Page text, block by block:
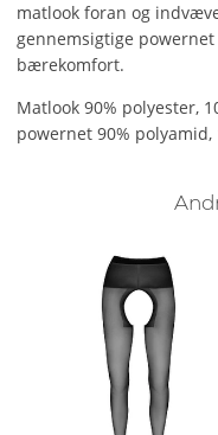
matlook foran og
gennemsigtige
bærekomfort.
Matlook 90% polyester,
powernet 90% polyamid,